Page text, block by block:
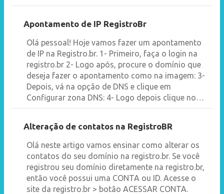
Apontamento de IP RegistroBr
Olá pessoal! Hoje vamos fazer um apontamento
de IP na Registro.br. 1- Primeiro, faça o login na
registro.br 2- Logo após, procure o domínio que
deseja fazer o apontamento como na imagem: 3-
Depois, vá na opção de DNS e clique em
Configurar zona DNS: 4- Logo depois clique no…
Alteração de contatos na RegistroBR
Olá neste artigo vamos ensinar como alterar os
contatos do seu domínio na registro.br. Se você
registrou seu domínio diretamente na registro.br,
então você possui uma CONTA ou ID. Acesse o
site da registro.br > botão ACESSAR CONTA.